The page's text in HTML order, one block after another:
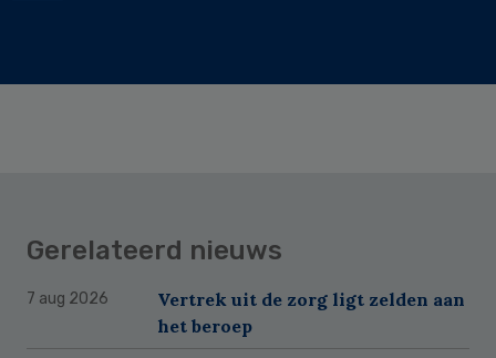
Gerelateerd nieuws
7 aug 2026
Vertrek uit de zorg ligt zelden aan
het beroep